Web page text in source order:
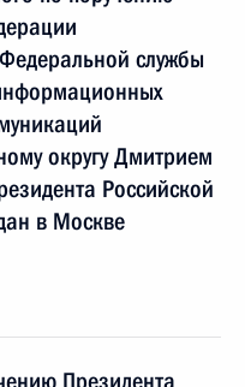
службы
округу Дмитрием
Российской
в Москве
Президента